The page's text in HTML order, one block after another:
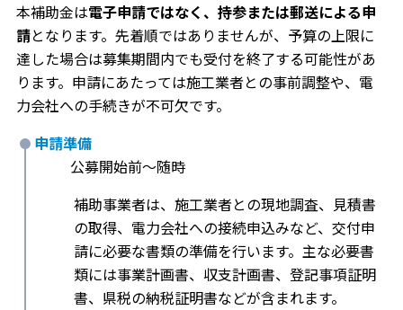
本補助金は電子申請ではなく、持参または郵送による申
請となります。先着順ではありませんが、予算の上限に
達した場合は募集期間内でも受付を終了する可能性があ
ります。申請にあたっては施工業者との事前調整や、電
力会社への手続きが不可欠です。
申請準備
公募開始前〜随時
補助事業者は、施工業者との現地調査、見積書
の取得、電力会社への接続申込みなど、交付申
請に必要な書類の準備を行います。主な必要書
類には事業計画書、収支計画書、登記事項証明
書、県税の納税証明書などが含まれます。